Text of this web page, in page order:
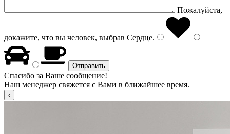
Пожалуйста,
докажите, что вы человек, выбрав Сердце.
Спасибо за Ваше сообщение!
Наш менеджер свяжется с Вами в ближайшее время.